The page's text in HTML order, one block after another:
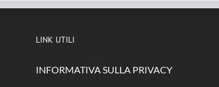
LINK UTILI
INFORMATIVA SULLA PRIVACY